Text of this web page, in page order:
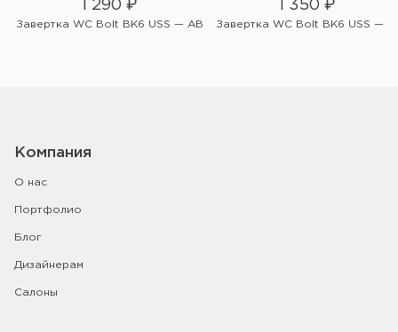
1 290 ₽
Завертка WC Bolt BK6 USS — AB
1 350 ₽
Завертка WC Bolt BK6 USS — Bl
Компания
О нас
Портфолио
Блог
Дизайнерам
Салоны